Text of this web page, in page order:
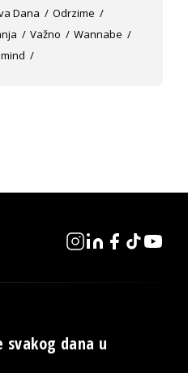
Dana
Odrzime
Važno
Wannabe
svakog dana u